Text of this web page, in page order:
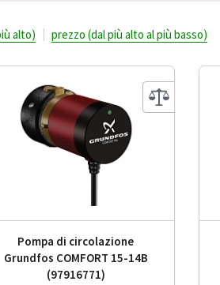
alto) prezzo (dal più alto al più basso)
Pompa di circolazione
Grundfos COMFORT 15-14B
(97916771)